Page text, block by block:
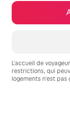
L'accueil de
restrictions, qui
logements n'est pas